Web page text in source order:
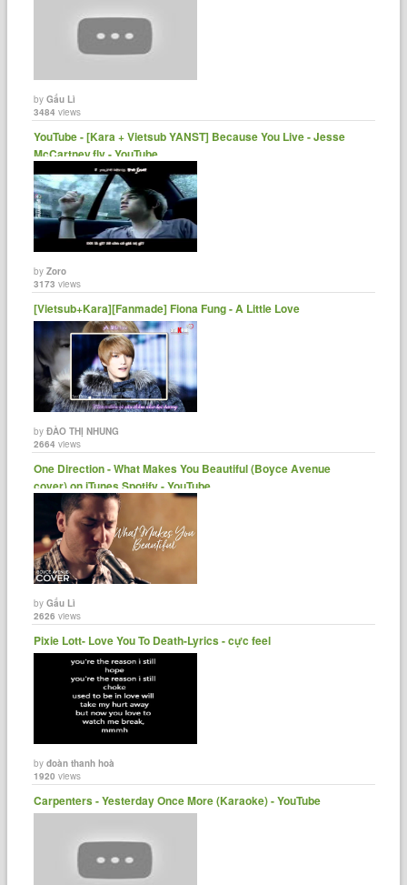
byGấu Lì
3484 views
YouTube - [Kara + Vietsub YANST] Because You Live - Jesse
McCartney.flv - YouTube
byZoro
3173 views
[Vietsub+Kara][Fanmade] Fiona Fung - A Little Love
byĐÀO THỊ NHUNG
2664 views
One Direction - What Makes You Beautiful (Boyce Avenue
cover) on iTunes Spotify - YouTube
byGấu Lì
2626 views
Pixie Lott- Love You To Death-Lyrics - cực feel
byđoàn thanh hoà
1920 views
Carpenters - Yesterday Once More (Karaoke) - YouTube